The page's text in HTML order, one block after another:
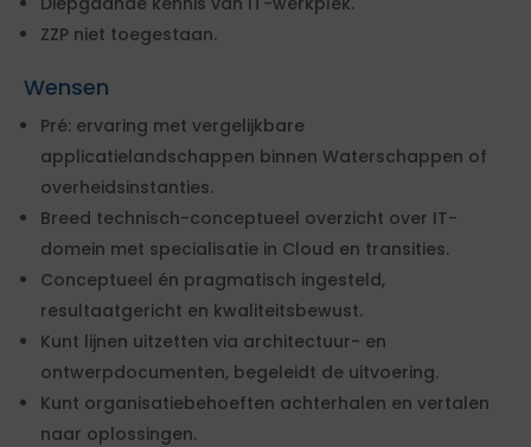
ZZP niet toegestaan.
Wensen
Pré: ervaring met vergelijkbare
applicatielandschappen binnen Waterschappen of
overheidsinstanties.
Breed technisch-conceptueel overzicht over IT-
domein met specialisatie in Cloud en transities.
Conceptueel én pragmatisch ingesteld,
resultaatgericht en kwaliteitsbewust.
Kunt lijnen uitzetten via architectuur- en
ontwerpdocumenten, begeleidt de uitvoering.
Kunt organisatiebehoeften achterhalen en vertalen
naar oplossingen.